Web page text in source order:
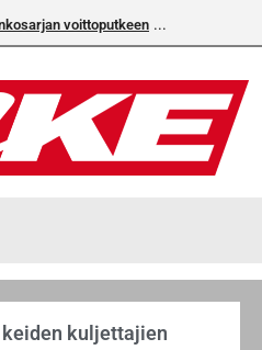
voittoputkeen
kuljettajien